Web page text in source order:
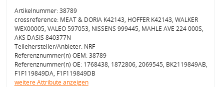
Artikelnummer: 38789
crossreference: MEAT & DORIA K42143, HOFFER K42143, WALKER
WEX00005, VALEO 597053, NISSENS 999445, MAHLE AVE 224 000S,
AKS DASIS 840377N
Teilehersteller/Anbieter: NRF
Referenznummer(n) OEM: 38789
Referenznummer(n) OE: 1768438, 1872806, 2069545, BK2119849AB,
F1F119849DA, F1F119849DB
weitere Attribute anzeigen